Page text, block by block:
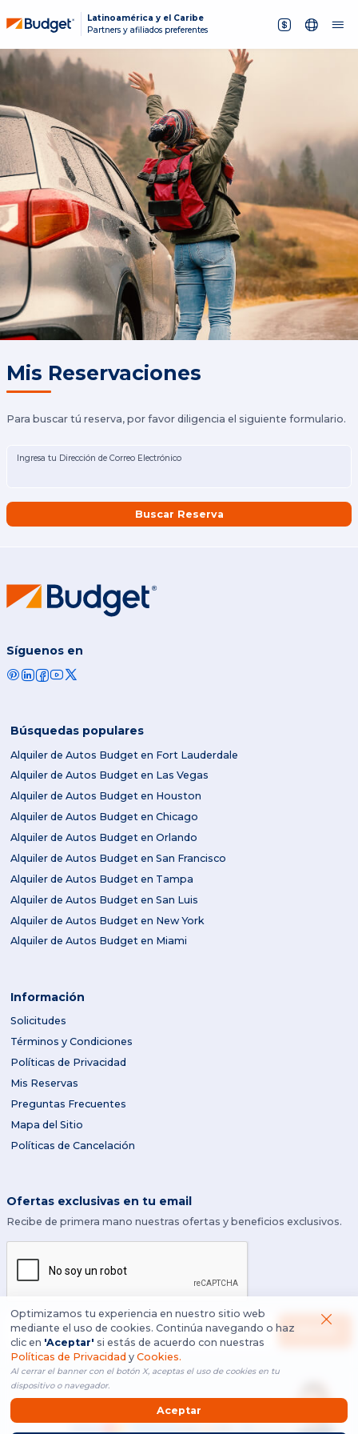
Optimizamos tu experiencia en nuestro sitio web
mediante el uso de cookies. Continúa navegando o haz
clic en 'Aceptar' si estás de acuerdo con nuestras
Políticas de Privacidad y Cookies.
Al cerrar el banner con el botón X, aceptas el uso de cookies en tu
dispositivo o navegador.
Aceptar
Latinoamérica y el Caribe
Partners y afiliados preferentes
Mis Reservaciones
Para buscar tú reserva, por favor diligencia el siguiente formulario.
Ingresa tu Dirección de Correo Electrónico
Buscar Reserva
Síguenos en
Búsquedas populares
Alquiler de Autos Budget en Fort Lauderdale
Alquiler de Autos Budget en Las Vegas
Alquiler de Autos Budget en Houston
Alquiler de Autos Budget en Chicago
Alquiler de Autos Budget en Orlando
Alquiler de Autos Budget en San Francisco
Alquiler de Autos Budget en Tampa
Alquiler de Autos Budget en San Luis
Alquiler de Autos Budget en New York
Alquiler de Autos Budget en Miami
Información
Solicitudes
Términos y Condiciones
Políticas de Privacidad
Mis Reservas
Preguntas Frecuentes
Mapa del Sitio
Políticas de Cancelación
Ofertas exclusivas en tu email
Recibe de primera mano nuestras ofertas y beneficios exclusivos.
Ingresa tu email